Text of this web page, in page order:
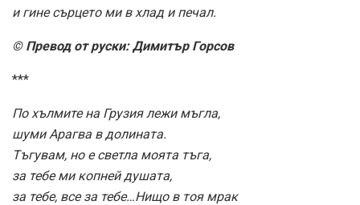
и гине сърцето ми в хлад и печал.
© Превод от руски: Димитър Горсов
***
По хълмите на Грузия лежи мъгла,
шуми Арагва в долината.
Тъгувам, но е светла моята тъга,
за тебе ми копней душата,
за тебе, все за тебе…Нищо в тоя мрак